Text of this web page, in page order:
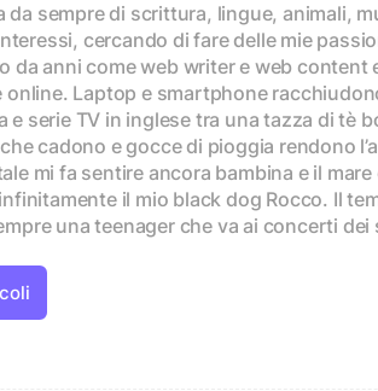
da sempre di scrittura, lingue, animali,
cercando di fare delle mie
da anni come web writer e web content
Laptop e smartphone
e serie TV in inglese tra una tazza di tè
cadono e gocce di pioggia rendono
mi fa sentire ancora bambina e il
il mio black dog Rocco. Il
una teenager che va ai concerti